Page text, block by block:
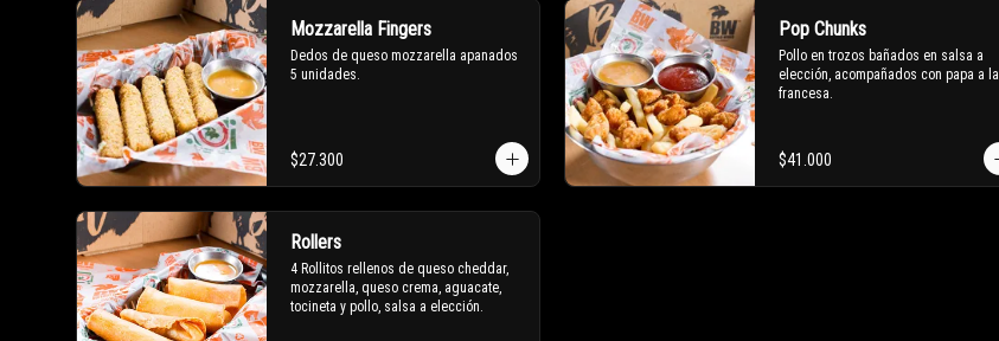
Mozzarella Fingers
Dedos de queso mozzarella apanados
5 unidades.
$27.300
Pop Chunks
Pollo en trozos bañados en salsa a
elección, acompañados con papa a la
francesa.
$41.000
Rollers
4 Rollitos rellenos de queso cheddar,
mozzarella, queso crema, aguacate,
tocineta y pollo, salsa a elección.